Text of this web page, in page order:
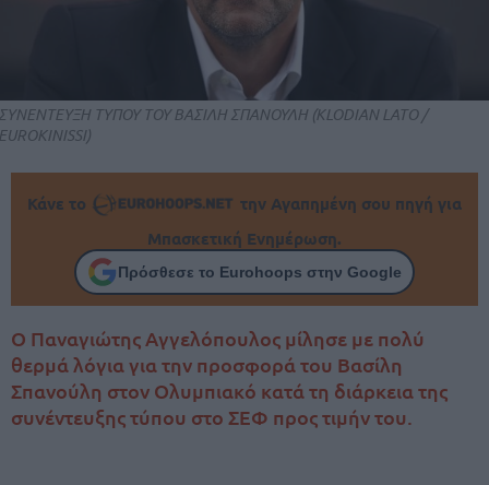
ΤΥΠΟΥ ΤΟΥ ΒΑΣΙΛΗ ΣΠΑΝΟΥΛΗ (KLODIAN LATO /
Κάνε το
την Αγαπημένη σου πηγή για
Μπασκετική Ενημέρωση.
Πρόσθεσε το Eurohoops στην Google
Ο Παναγιώτης Αγγελόπουλος μίλησε με πολύ
θερμά λόγια για την προσφορά του Βασίλη
Σπανούλη στον Ολυμπιακό κατά τη διάρκεια της
συνέντευξης τύπου στο ΣΕΦ προς τιμήν του.